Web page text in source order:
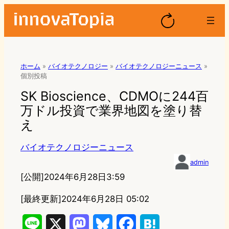
ホーム » バイオテクノロジー » バイオテクノロジーニュース »
個別投稿
SK Bioscience、CDMOに244百
万ドル投資で業界地図を塗り替
え
バイオテクノロジーニュース
admin
[公開]2024年6月28日3:59
[最終更新]2024年6月28日 05:02